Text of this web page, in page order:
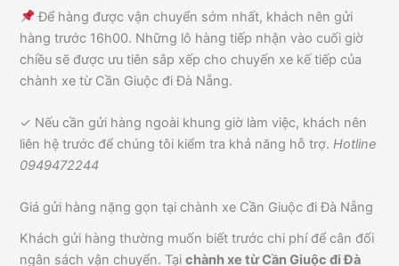
Để hàng được vận chuyển sớm nhất, khách nên gửi
hàng trước 16h00. Những lô hàng tiếp nhận vào cuối giờ
chiều sẽ được ưu tiên sắp xếp cho chuyến xe kế tiếp của
chành xe từ Cần Giuộc đi Đà Nẵng.
✓ Nếu cần gửi hàng ngoài khung giờ làm việc, khách nên
liên hệ trước để chúng tôi kiểm tra khả năng hỗ trợ.Hotline
0949472244
Giá gửi hàng nặng gọn tại chành xe Cần Giuộc đi Đà Nẵng
Khách gửi hàng thường muốn biết trước chi phí để cân đối
ngân sách vận chuyển. Tạichành xe từ Cần Giuộc đi Đà